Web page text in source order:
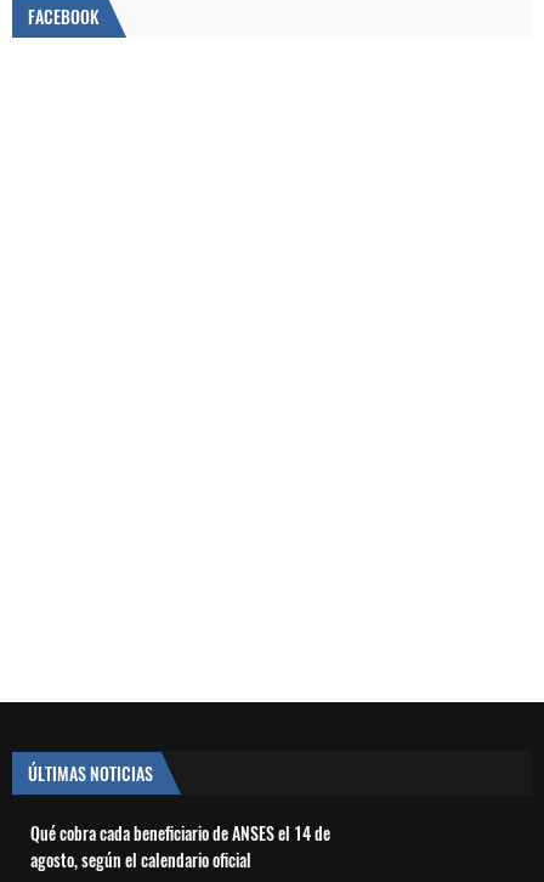
FACEBOOK
ÚLTIMAS NOTICIAS
Qué cobra cada beneficiario de ANSES el 14 de
agosto, según el calendario oficial